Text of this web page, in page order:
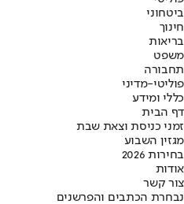
ביטחוני
חינוך
בריאות
משפט
תחבורה
פוליטי-מדיני
כללי ומידע
דף הבית
זמני כניסת וצאת שבת
מגזין השבוע
בחירות 2026
אודות
צור קשר
נבחרת הכתבים והפרשנים